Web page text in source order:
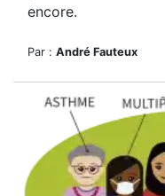
encore.
Par : André Fauteux